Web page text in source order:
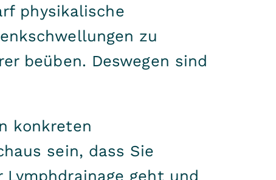
physikalische
zu
beüben. Deswegen sind
konkreten
sein, dass Sie
geht und